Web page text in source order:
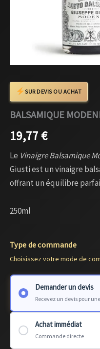
SUR DEVIS OU ACHAT
BALSAMIQUE
19,77 €
Le Vinaigre Balsamique
Giusti est un vinaigre
offrant un équilibre
250ml
Type de commande
Choisissez votre mode de
Demander un devis
Recevez un devis pour
Achat immédiat
Commande directe